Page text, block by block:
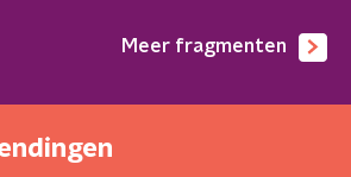
Meer fragmenten